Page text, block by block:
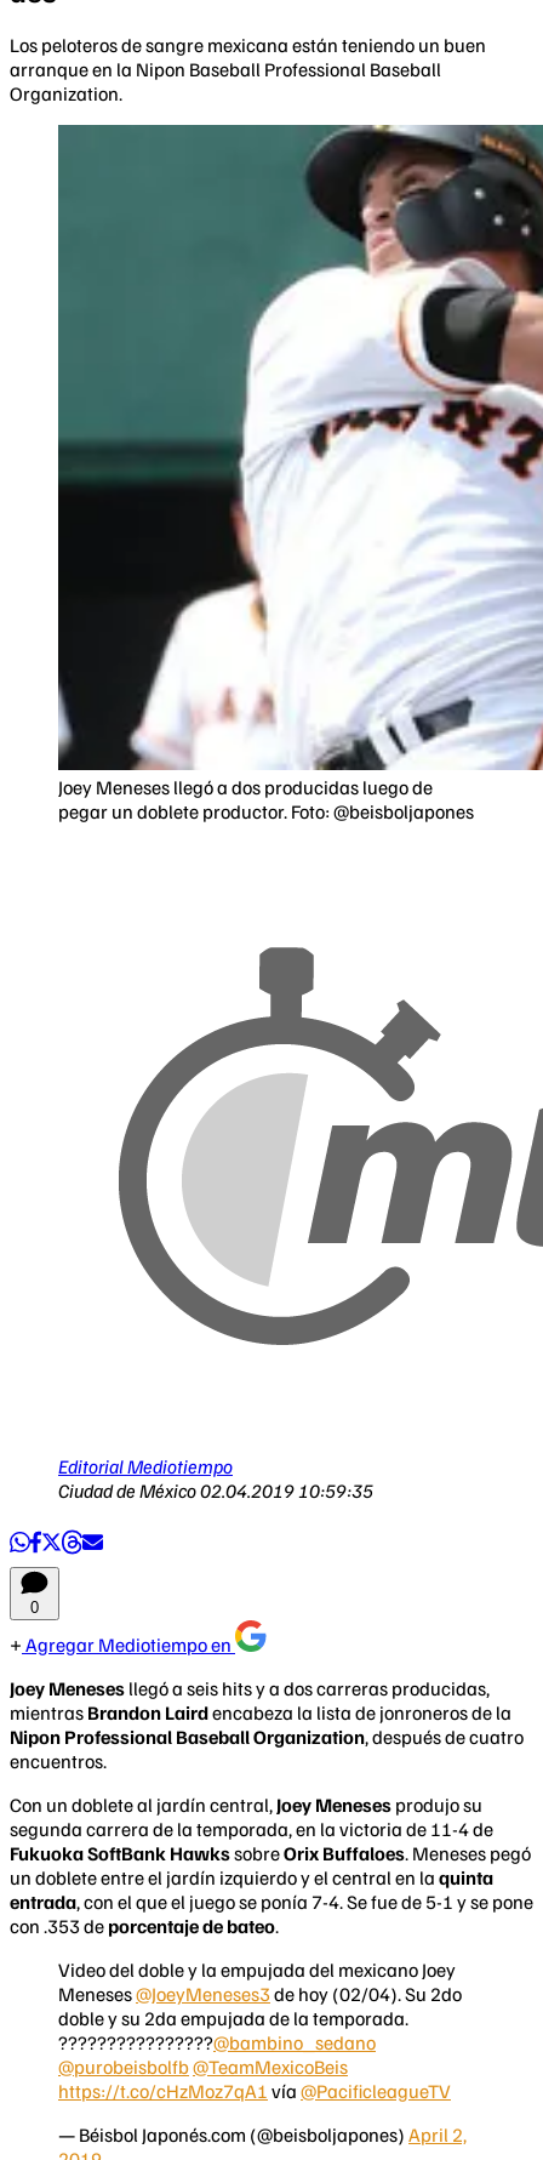
Los peloteros de sangre mexicana están teniendo un buen
arranque en la Nipon Baseball Professional Baseball
Organization.
Joey Meneses llegó a dos producidas luego de
pegar un doblete productor. Foto: @beisboljapones
Editorial Mediotiempo
Ciudad de México02.04.2019 10:59:35
0
Agregar Mediotiempo en
Joey Meneses llegó a seis hits y a dos carreras producidas,
mientras Brandon Lairdencabeza la lista de jonroneros de la
Nipon Professional Baseball Organization, después de cuatro
encuentros.
Con un doblete al jardín central, Joey Meneses produjo su
segunda carrera de la temporada, en la victoria de 11-4 de
Fukuoka SoftBank HawkssobreOrix Buffaloes. Meneses pegó
un doblete entre el jardín izquierdo y el central en la quinta
entrada, con el que el juego se ponía 7-4. Se fue de 5-1 y se pone
con .353 de porcentaje de bateo.
Video del doble y la empujada del mexicano Joey
Meneses@JoeyMeneses3 de hoy (02/04). Su 2do
doble y su 2da empujada de la temporada.
????????????????@bambino_sedano
@purobeisbolfb@TeamMexicoBeis
https://t.co/cHzMoz7qA1 vía @PacificleagueTV
— Béisbol Japonés.com (@beisboljapones) April 2,